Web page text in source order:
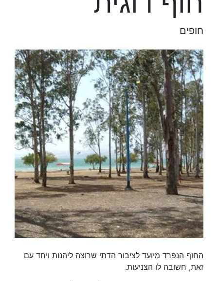
חופים
החוף הנפרד מיועד לציבור הדתי שרוצה ליהנות ויחד עם
זאת, חשובה לו הצניעות.